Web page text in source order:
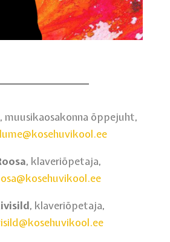
, muusikaosakonna õppejuht,
, klaveriõpetaja,
, klaveriõpetaja,